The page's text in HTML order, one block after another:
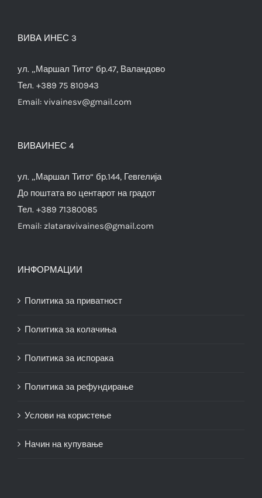
ВИВА ИНЕС 3
ул. „Маршал Тито“ бр.47, Валандово
Тел. +389 75 810943
Email: vivainesv@gmail.com
ВИВАИНЕС 4
ул. „Маршал Тито“ бр.144, Гевгелија
До поштата во центарот на градот
Тел. +389 71380085
Email: zlataravivaines@gmail.com
ИНФОРМАЦИИ
Политика за приватност
Политика за колачиња
Политика за испорака
Политика за рефундирање
Услови на користење
Начин на купување